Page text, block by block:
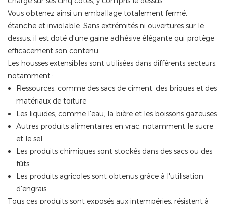
Vous obtenez ainsi un emballage totalement fermé,
étanche et inviolable. Sans extrémités ni ouvertures sur le
dessus, il est doté d'une gaine adhésive élégante qui protège
efficacement son contenu.
Les housses extensibles sont utilisées dans différents secteurs,
notamment :
Ressources, comme des sacs de ciment, des briques et des
matériaux de toiture
Les liquides, comme l'eau, la bière et les boissons gazeuses
Autres produits alimentaires en vrac, notamment le sucre
et le sel
Les produits chimiques sont stockés dans des sacs ou des
fûts.
Les produits agricoles sont obtenus grâce à l'utilisation
d'engrais.
Tous ces produits sont exposés aux intempéries, résistent à